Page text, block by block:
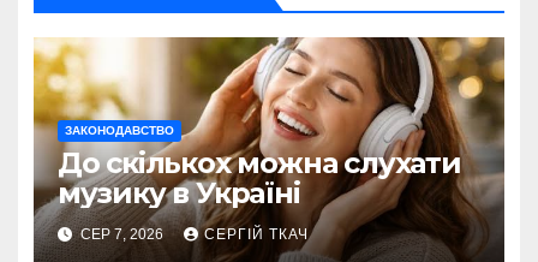
ЗАКОНОДАВСТВО
До скількох можна слухати
музику в Україні
СЕР 7, 2026 СЕРГІЙ ТКАЧ